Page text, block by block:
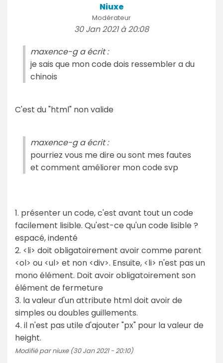
Niuxe
Modérateur
30 Jan 2021 à 20:08
maxence-g a écrit :
je sais que mon code dois ressembler a du
chinois
C'est du "html" non valide
maxence-g a écrit :
pourriez vous me dire ou sont mes fautes
et comment améliorer mon code svp
1. présenter un code, c'est avant tout un code
facilement lisible. Qu'est-ce qu'un code lisible ?
espacé, indenté
2. <li> doit obligatoirement avoir comme parent
<ol> ou <ul> et non <div>. Ensuite, <li> n'est pas un
mono élément. Doit avoir obligatoirement son
élément de fermeture
3. la valeur d'un attribute html doit avoir de
simples ou doubles guillements.
4. il n'est pas utile d'ajouter "px" pour la valeur de
height.
Modifié par niuxe (30 Jan 2021 - 20:10)